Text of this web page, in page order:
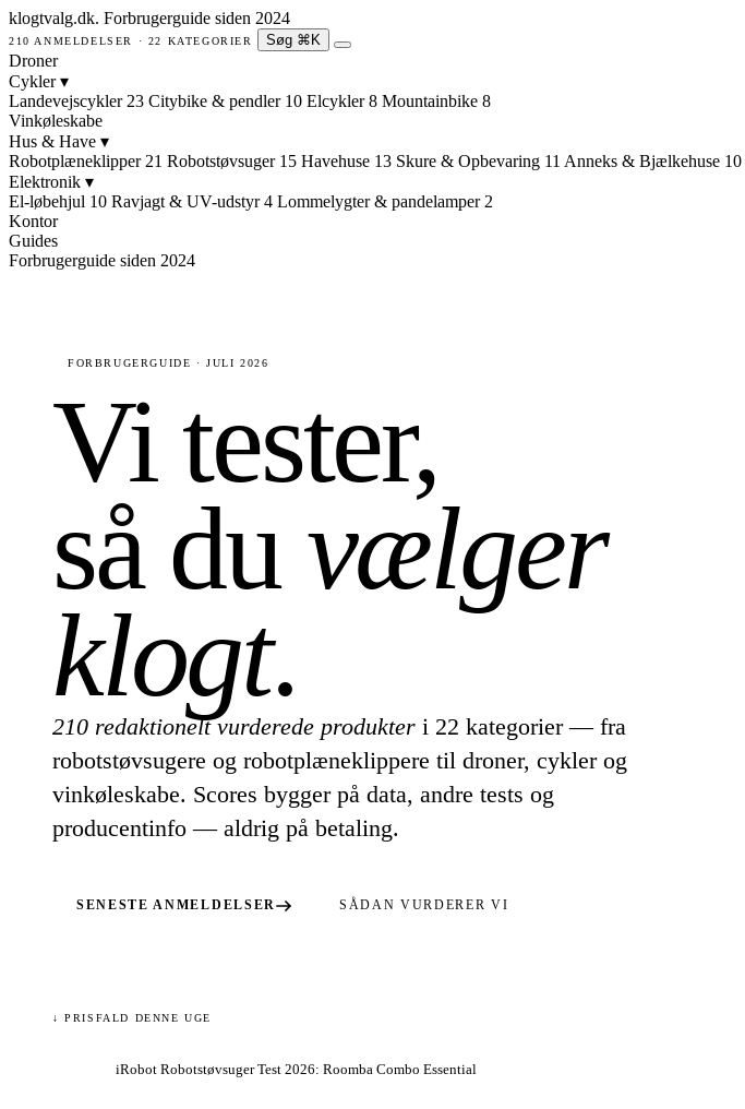
klogtvalg.dk. Forbrugerguide siden 2024
210 ANMELDELSER · 22 KATEGORIER Søg ⌘K
Droner
Cykler▾
Landevejscykler 23 Citybike & pendler 10 Elcykler 8 Mountainbike 8
Vinkøleskabe
Hus & Have ▾
Robotplæneklipper 21 Robotstøvsuger 15 Havehuse 13 Skure & Opbevaring 11 Anneks & Bjælkehuse 10
Elektronik ▾
El-løbehjul 10 Ravjagt & UV-udstyr 4 Lommelygter & pandelamper 2
Kontor
Guides
Forbrugerguide siden 2024
FORBRUGERGUIDE · JULI 2026
Vi tester,
så duvælger
klogt.
210 redaktionelt vurderede produkter i 22 kategorier — fra
robotstøvsugere og robotplæneklippere til droner, cykler og
vinkøleskabe. Scores bygger på data, andre tests og
producentinfo — aldrig på betaling.
SENESTE ANMELDELSER SÅDAN VURDERER VI
↓ PRISFALD DENNE UGE
iRobot Robotstøvsuger Test 2026: Roomba Combo Essential